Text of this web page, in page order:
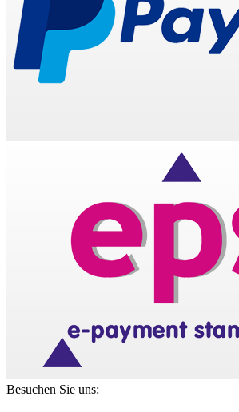
Besuchen Sie uns: